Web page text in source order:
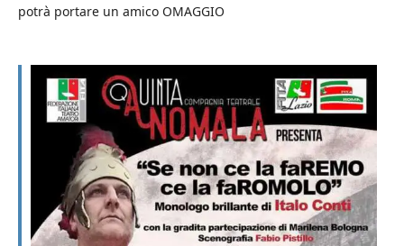
potrà portare un amico OMAGGIO